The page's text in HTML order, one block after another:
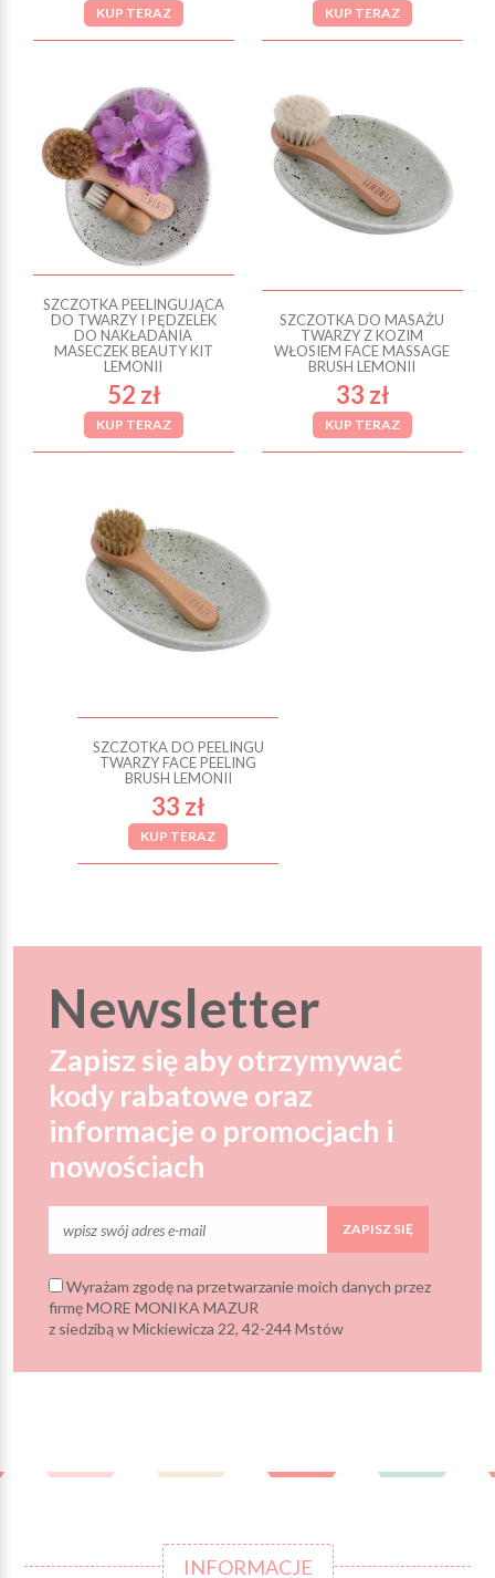
KUP TERAZ KUP TERAZ
SZCZOTKA PEELINGUJĄCA
DO TWARZY I PĘDZELEK
DO NAKŁADANIA
MASECZEK BEAUTY KIT
LEMONII
52 zł
KUP TERAZ
SZCZOTKA DO MASAŻU
TWARZY Z KOZIM
WŁOSIEM FACE MASSAGE
BRUSH LEMONII
33 zł
KUP TERAZ
SZCZOTKA DO PEELINGU
TWARZY FACE PEELING
BRUSH LEMONII
33 zł
KUP TERAZ
Newsletter
Zapisz się aby otrzymywać
kody rabatowe oraz
informacje o promocjach i
nowościach
ZAPISZ SIĘ
Wyrażam zgodę na przetwarzanie moich danych przez
firmę MORE MONIKA MAZUR
z siedzibą w Mickiewicza 22, 42-244 Mstów
INFORMACJE